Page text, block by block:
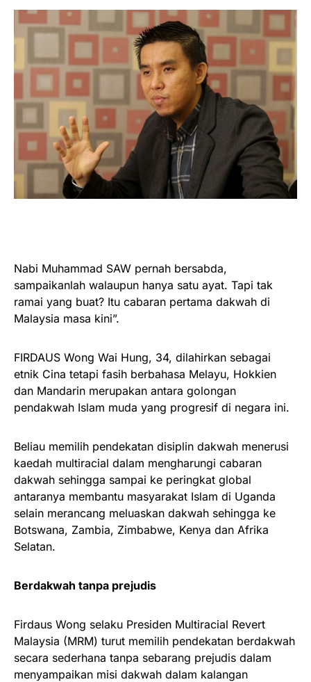
Nabi Muhammad SAW pernah bersabda,
sampaikanlah walaupun hanya satu ayat. Tapi tak
ramai yang buat? Itu cabaran pertama dakwah di
Malaysia masa kini”.
FIRDAUS Wong Wai Hung, 34, dilahirkan sebagai
etnik Cina tetapi fasih berbahasa Melayu, Hokkien
dan Mandarin merupakan antara golongan
pendakwah Islam muda yang progresif di negara ini.
Beliau memilih pendekatan disiplin dakwah menerusi
kaedah multiracial dalam mengharungi cabaran
dakwah sehingga sampai ke peringkat global
antaranya membantu masyarakat Islam di Uganda
selain merancang meluaskan dakwah sehingga ke
Botswana, Zambia, Zimbabwe, Kenya dan Afrika
Selatan.
Berdakwah tanpa prejudis
Firdaus Wong selaku Presiden Multiracial Revert
Malaysia (MRM) turut memilih pendekatan berdakwah
secara sederhana tanpa sebarang prejudis dalam
menyampaikan misi dakwah dalam kalangan